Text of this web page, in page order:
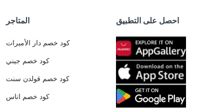
المتاجر
كود خصم دار الأميرات
كود خصم جيني
كود خصم قولدن سنت
كود خصم اناس
احصل على التطبيق